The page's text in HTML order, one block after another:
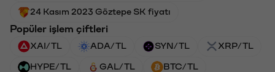
24 Kasım 2023 Göztepe SK fiyatı
Popüler işlem çiftleri
XAI/TL ADA/TL SYN/TL XRP/TL
HYPE/TL GAL/TL BTC/TL